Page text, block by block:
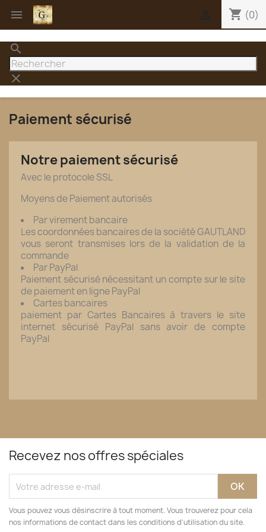
 shopping_cart (0)
search
clear
Paiement sécurisé
Notre paiement sécurisé
Avec le protocole SSL
Moyens de Paiement autorisés
Par virement bancaire
Les coordonnées bancaires de la société GAUTLAND
vous seront transmises lors de la validation de la
commande
Par PayPal
Paiement sécurisé nécessitant un compte sur le site
de paiement en ligne PayPal
Cartes bancaires
paiement par Cartes Bancaires à travers le site
internet sécurisé PayPal sans avoir de compte
PayPal
Recevez nos offres spéciales
Vous pouvez vous désinscrire à tout moment. Vous trouverez pour cela
nos informations de contact dans les conditions d'utilisation du site.